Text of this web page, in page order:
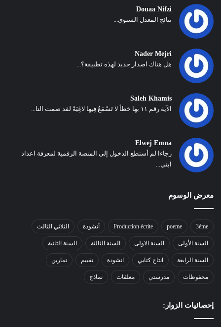
Douaa Nifzi
نتائج المعدل السنوي...
Nader Mejri
هل هناك اصدار جديد لهذه تطبيقة؟...
Saleh Khamis
الآية رقم ١١ بها خطأ لا تَسْمَعُ فِيها لاغِيَةً لقد ضمت التا...
Elwej Emna
رجاءا لم أستطع الدخول إلى المنصة الرقمية لمعرفة اعداد
ابني...
معرض الوسوم
3éme
poeme
Production écrite أنشودة الثلاثي الثالث
السنة الأولى السنة الاولى السنة الثالثة السنة الثانية
السنة الرابعة انتاج كتابي انشودة تقييم تمارين
محفوظات مدرستي معلقات نماذج
إحصائيات الزوار: